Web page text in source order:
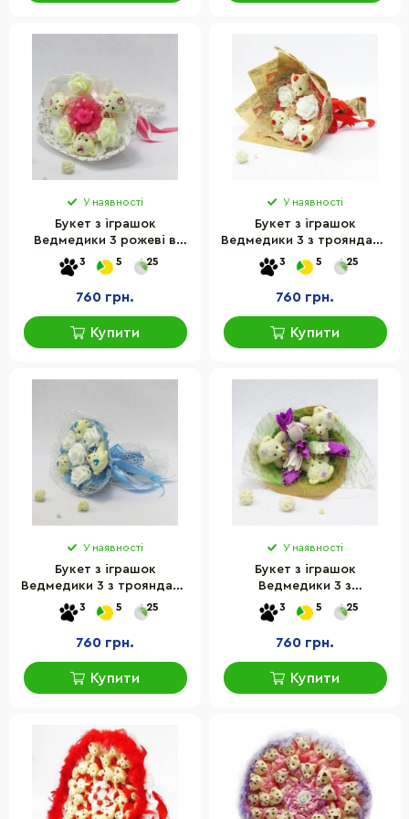
У наявності
Букет з іграшок
Ведмедики 3 рожеві в
білому Крафт 5188IT
3 5 25
760 грн.
Купити
У наявності
Букет з іграшок
Ведмедики 3 з трояндами
в папері 5185IT
3 5 25
760 грн.
Купити
У наявності
Букет з іграшок
Ведмедики 3 з трояндами
блакитний 5184IT
3 5 25
760 грн.
Купити
У наявності
Букет з іграшок
Ведмедики 3 з
тюльпанами Крафт 5210IT
3 5 25
760 грн.
Купити